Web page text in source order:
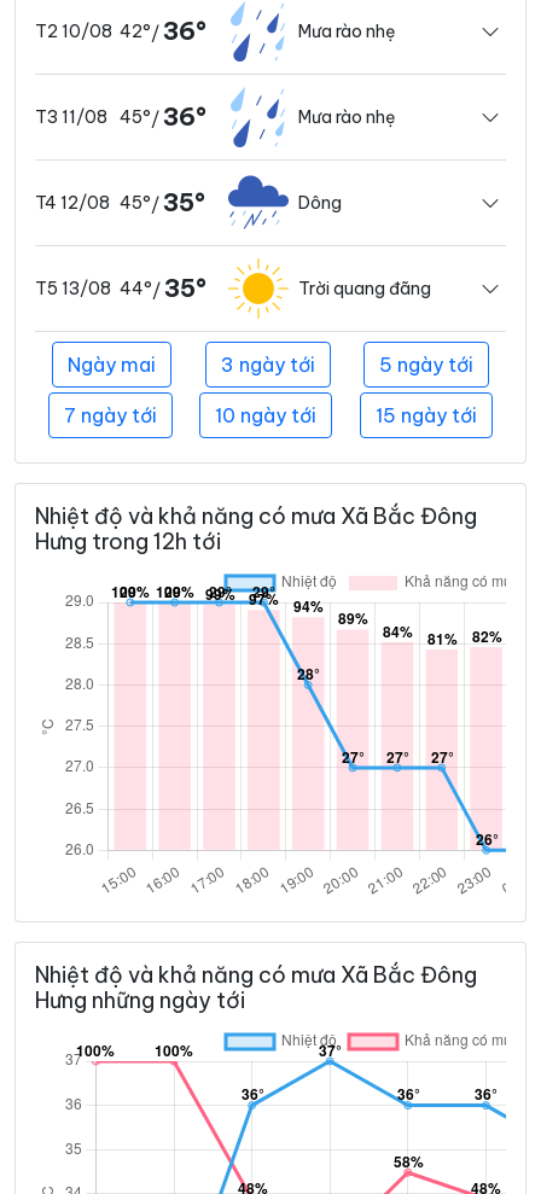
T2 10/08 42°/ 36° Mưa rào nhẹ
T3 11/08 45°/ 36° Mưa rào nhẹ
T4 12/08 45°/ 35° Dông
T5 13/08 44°/ 35° Trời quang đãng
Ngày mai 3 ngày tới 5 ngày tới
7 ngày tới 10 ngày tới 15 ngày tới
Nhiệt độ và khả năng có mưa Xã Bắc Đông
Hưng trong 12h tới
Nhiệt độ và khả năng có mưa Xã Bắc Đông
Hưng những ngày tới